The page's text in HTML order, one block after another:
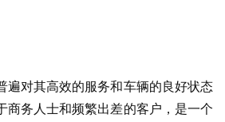
对其高效的服务和车辆的良好状态
商务人士和频繁出差的客户，是一个